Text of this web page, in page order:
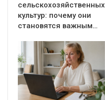
сельскохозяйственных
культур: почему они
становятся важным…